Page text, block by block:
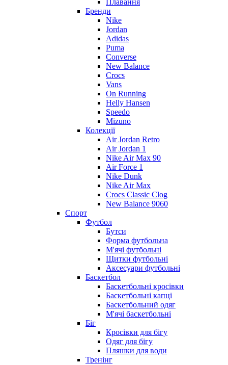
Плавання
Бренди
Nike
Jordan
Adidas
Puma
Converse
New Balance
Crocs
Vans
On Running
Helly Hansen
Speedo
Mizuno
Колекції
Air Jordan Retro
Air Jordan 1
Nike Air Max 90
Air Force 1
Nike Dunk
Nike Air Max
Crocs Classic Clog
New Balance 9060
Спорт
Футбол
Бутси
Форма футбольна
М'ячі футбольні
Щитки футбольні
Аксесуари футбольні
Баскетбол
Баскетбольні кросівки
Баскетбольні капці
Баскетбольний одяг
М'ячі баскетбольні
Біг
Кросівки для бігу
Одяг для бігу
Пляшки для води
Тренінг